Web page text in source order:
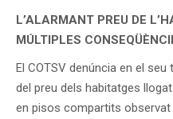
L’ALARMANT PREU DE
MÚLTIPLES
El COTSV denúncia en el seu
del preu dels habitatges
en pisos compartits observat